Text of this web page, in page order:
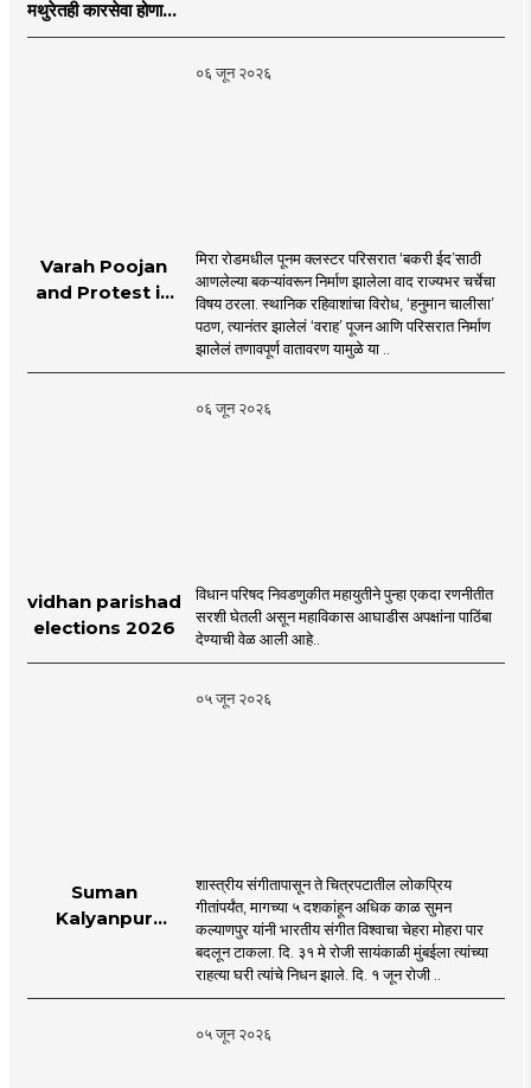
मथुरेतही कारसेवा होणार?
| Shri Krishna
०६ जून २०२६
Varah Poojan
and Protest in
Mira Road
मिरा रोडमधील पूनम क्लस्टर परिसरात ‘बकरी ईद’साठी
आणलेल्या बकऱ्यांवरून निर्माण झालेला वाद राज्यभर चर्चेचा
विषय ठरला. स्थानिक रहिवाशांचा विरोध, ‘हनुमान चालीसा’
पठण, त्यानंतर झालेलं ‘वराह’ पूजन आणि परिसरात निर्माण
झालेलं तणावपूर्ण वातावरण यामुळे या ..
०६ जून २०२६
vidhan parishad
elections 2026
विधान परिषद निवडणुकीत महायुतीने पुन्हा एकदा रणनीतीत
सरशी घेतली असून महाविकास आघाडीस अपक्षांना पाठिंबा
देण्याची वेळ आली आहे..
०५ जून २०२६
Suman
Kalyanpur
mumbai |
शास्त्रीय संगीतापासून ते चित्रपटातील लोकप्रिय
गीतांपर्यंत, मागच्या ५ दशकांहून अधिक काळ सुमन
कल्याणपुर यांनी भारतीय संगीत विश्वाचा चेहरा मोहरा पार
बदलून टाकला. दि. ३१ मे रोजी सायंकाळी मुंबईला त्यांच्या
राहत्या घरी त्यांचे निधन झाले. दि. १ जून रोजी ..
०५ जून २०२६